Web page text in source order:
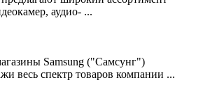
аудио- ...
Samsung ("Самсунг")
весь спектр товаров компании ...